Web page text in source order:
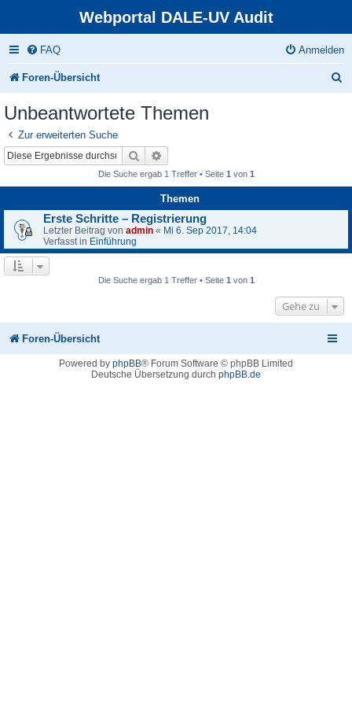
Webportal DALE-UV Audit
FAQ Anmelden
Foren-Übersicht
Unbeantwortete Themen
Zur erweiterten Suche
Suche
Die Suche ergab 1 Treffer • Seite 1 von 1
Themen
Erste Schritte – Registrierung
Letzter Beitrag von admin « Mi 6. Sep 2017, 14:04
Verfasst in Einführung
Die Suche ergab 1 Treffer • Seite 1 von 1
Gehe zu
Foren-Übersicht
Powered by phpBB® Forum Software © phpBB Limited
Deutsche Übersetzung durch phpBB.de